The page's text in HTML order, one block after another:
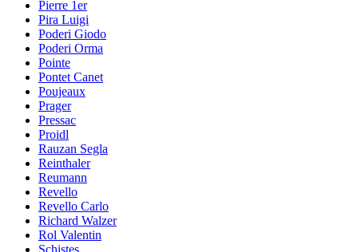
Pierre 1er
Pira Luigi
Poderi Giodo
Poderi Orma
Pointe
Pontet Canet
Poujeaux
Prager
Pressac
Proidl
Rauzan Segla
Reinthaler
Reumann
Revello
Revello Carlo
Richard Walzer
Rol Valentin
Schistes